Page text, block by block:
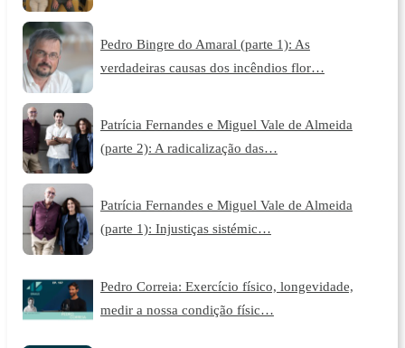
Pedro Bingre do Amaral (parte 1): As
verdadeiras causas dos incêndios flor…
Patrícia Fernandes e Miguel Vale de Almeida
(parte 2): A radicalização das…
Patrícia Fernandes e Miguel Vale de Almeida
(parte 1): Injustiças sistémic…
Pedro Correia: Exercício físico, longevidade,
medir a nossa condição físic…